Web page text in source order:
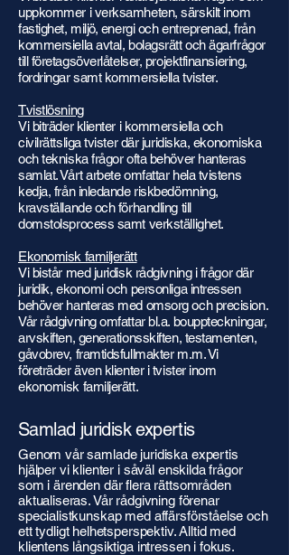
uppkommer i verksamheten, särskilt inom
fastighet, miljö, energi och entreprenad, från
kommersiella avtal, bolagsrätt och ägarfrågor
till företagsöverlåtelser, projektfinansiering,
fordringar samt kommersiella tvister.
Tvistlösning
Vi biträder klienter i kommersiella och
civilrättsliga tvister där juridiska, ekonomiska
och tekniska frågor ofta behöver hanteras
samlat. Vårt arbete omfattar hela tvistens
kedja, från inledande riskbedömning,
kravställande och förhandling till
domstolsprocess samt verkställighet.
Ekonomisk familjerätt
Vi bistår med juridisk rådgivning i frågor där
juridik, ekonomi och personliga intressen
behöver hanteras med omsorg och precision.
Vår rådgivning omfattar bl.a. bouppteckningar,
arvskiften, generationsskiften, testamenten,
gåvobrev, framtidsfullmakter m.m. Vi
företräder även klienter i tvister inom
ekonomisk familjerätt.
Samlad juridisk expertis
Genom vår samlade juridiska expertis
hjälper vi klienter i såväl enskilda frågor
som i ärenden där flera rättsområden
aktualiseras. Vår rådgivning förenar
specialistkunskap med affärsförståelse och
ett tydligt helhetsperspektiv. Alltid med
klientens långsiktiga intressen i fokus.